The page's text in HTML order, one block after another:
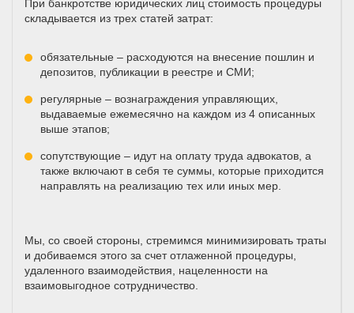
При банкротстве юридических лиц стоимость процедуры
складывается из трех статей затрат:
обязательные – расходуются на внесение пошлин и
депозитов, публикации в реестре и СМИ;
регулярные – вознаграждения управляющих,
выдаваемые ежемесячно на каждом из 4 описанных
выше этапов;
сопутствующие – идут на оплату труда адвокатов, а
также включают в себя те суммы, которые приходится
направлять на реализацию тех или иных мер.
Мы, со своей стороны, стремимся минимизировать траты
и добиваемся этого за счет отлаженной процедуры,
удаленного взаимодействия, нацеленности на
взаимовыгодное сотрудничество.